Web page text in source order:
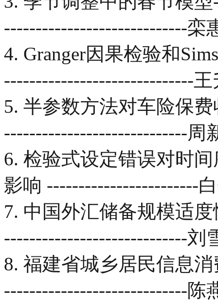
-----------------------------栾
4. Granger因果检验和
------------------------------王
5. 半参数方法对车险保
-----------------------------周
6. 检验式设定错误对时
影响 ------------------------
7. 中国外汇储备规模适
-----------------------------刘
8. 福建省城乡居民信息
-----------------------------陈